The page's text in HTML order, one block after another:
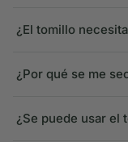
¿El tomillo
¿Por qué se me
¿Se puede usar el